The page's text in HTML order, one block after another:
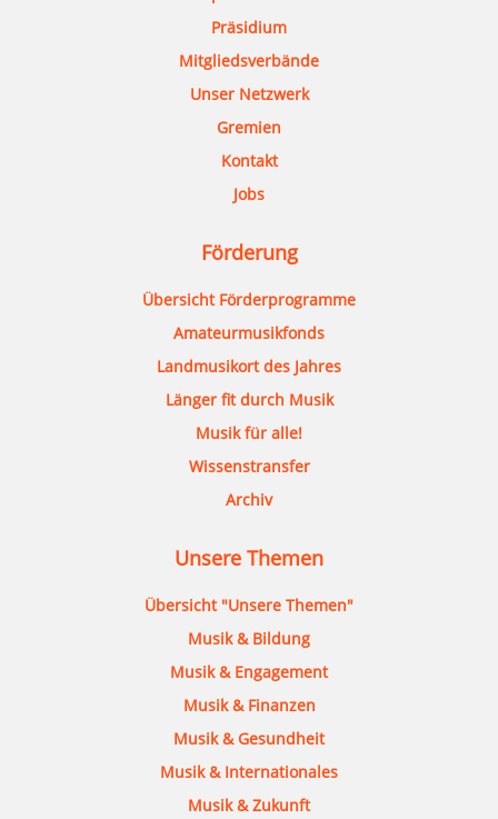
Präsidium
Mitgliedsverbände
Unser Netzwerk
Gremien
Kontakt
Jobs
Förderung
Übersicht Förderprogramme
Amateurmusikfonds
Landmusikort des Jahres
Länger fit durch Musik
Musik für alle!
Wissenstransfer
Archiv
Unsere Themen
Übersicht "Unsere Themen"
Musik & Bildung
Musik & Engagement
Musik & Finanzen
Musik & Gesundheit
Musik & Internationales
Musik & Zukunft